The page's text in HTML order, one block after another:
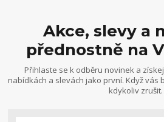
Akce, slevy a
přednostně na
Přihlaste se k odběru novinek a
nabídkách a slevách jako první. Když vás
kdykoliv zrušit.